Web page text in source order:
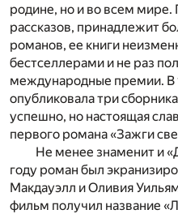
родине, но и во всем
рассказов, принадлежит
романов, ее книги
бестселлерами и не раз
международные премии. В
опубликовала три
успешно, но настоящая
первого романа «Зажги
Не менее знаменит и
году роман был
Макдауэлл и Оливия
фильм получил название